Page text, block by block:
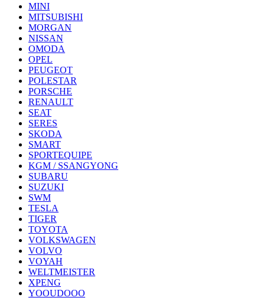
MINI
MITSUBISHI
MORGAN
NISSAN
OMODA
OPEL
PEUGEOT
POLESTAR
PORSCHE
RENAULT
SEAT
SERES
SKODA
SMART
SPORTEQUIPE
KGM / SSANGYONG
SUBARU
SUZUKI
SWM
TESLA
TIGER
TOYOTA
VOLKSWAGEN
VOLVO
VOYAH
WELTMEISTER
XPENG
YOOUDOOO